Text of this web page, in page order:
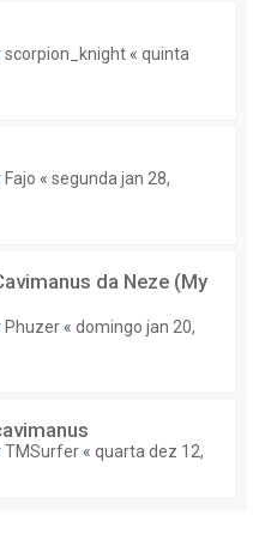
scorpion_knight « quinta
Fajo « segunda jan 28,
da Neze (My
Phuzer « domingo jan 20,
TMSurfer « quarta dez 12,